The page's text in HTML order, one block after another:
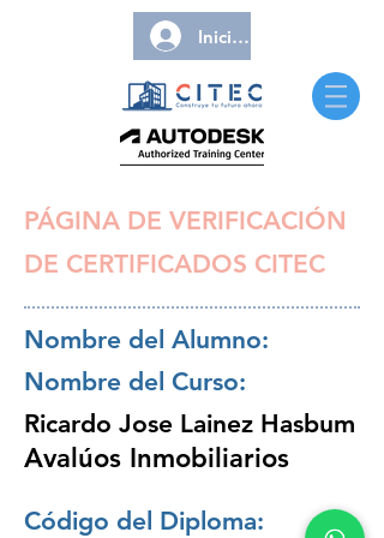
Iniciar sesión
PÁGINA DE VERIFICACIÓN
DE CERTIFICADOS CITEC
Nombre del Alumno:
Nombre del Curso:
Ricardo Jose Lainez Hasbum
Avalúos Inmobiliarios
Código del Diploma: